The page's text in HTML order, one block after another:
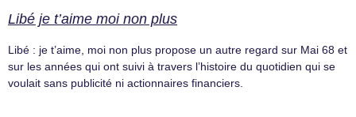
Libé je t’aime moi non plus
Libé : je t’aime, moi non plus propose un autre regard sur Mai 68 et
sur les années qui ont suivi à travers l’histoire du quotidien qui se
voulait sans publicité ni actionnaires financiers.